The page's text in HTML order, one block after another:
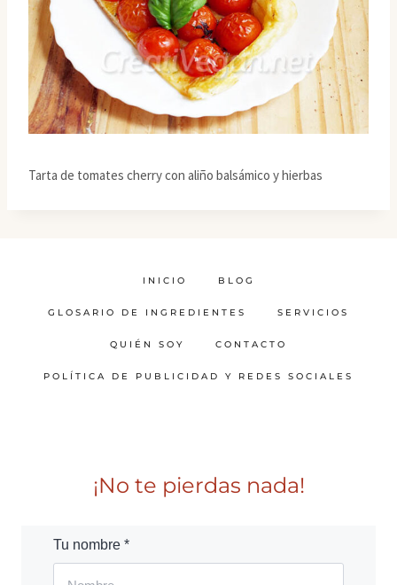
Tarta de tomates cherry con aliño balsámico y hierbas
INICIO BLOG
GLOSARIO DE INGREDIENTES SERVICIOS
QUIÉN SOY CONTACTO
POLÍTICA DE PUBLICIDAD Y REDES SOCIALES
¡No te pierdas nada!
Tu nombre *